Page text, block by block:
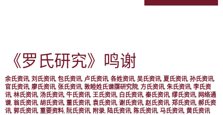
《罗氏研究》鸣谢
余氏资讯, 刘氏资讯, 包氏资讯, 卢氏资讯, 各姓资讯, 吴氏资讯, 夏氏资讯, 孙氏资讯,
官氏资讯, 廖氏资讯, 张氏资讯, 敦睦姓氏谱牒研究院, 方氏资讯, 朱氏资讯, 李氏资
讯, 林氏资讯, 汤氏资讯, 牛氏资讯, 王氏资讯, 白氏资讯, 秦氏资讯, 缪氏资讯, 网络通
谱, 翁氏资讯, 胡氏资讯, 董氏资讯, 袁氏资讯, 谢氏资讯, 赵氏资讯, 郑氏资讯, 郝氏资
讯, 郭氏资讯, 重要资料, 阮氏资讯, 附录, 陆氏资讯, 陈氏资讯, 马氏资讯, 黄氏资讯